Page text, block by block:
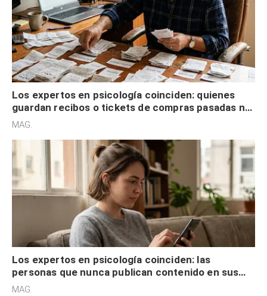
Los expertos en psicología coinciden: quienes
guardan recibos o tickets de compras pasadas no
son acumuladores, sino que tienen necesidad de
MAG.
Los expertos en psicología coinciden: las
personas que nunca publican contenido en sus
redes sociales no pretenden buscar validación
MAG.